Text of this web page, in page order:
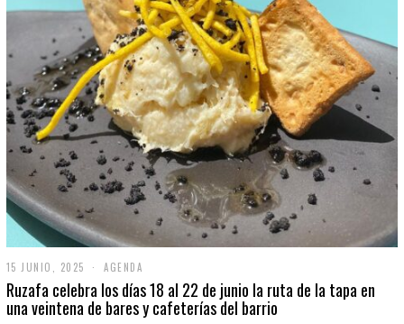
15 JUNIO, 2025
J
U
AGENDA
Ruzafa celebra los días 18 al 22 de junio la ruta de la tapa en
una veintena de bares y cafeterías del barrio